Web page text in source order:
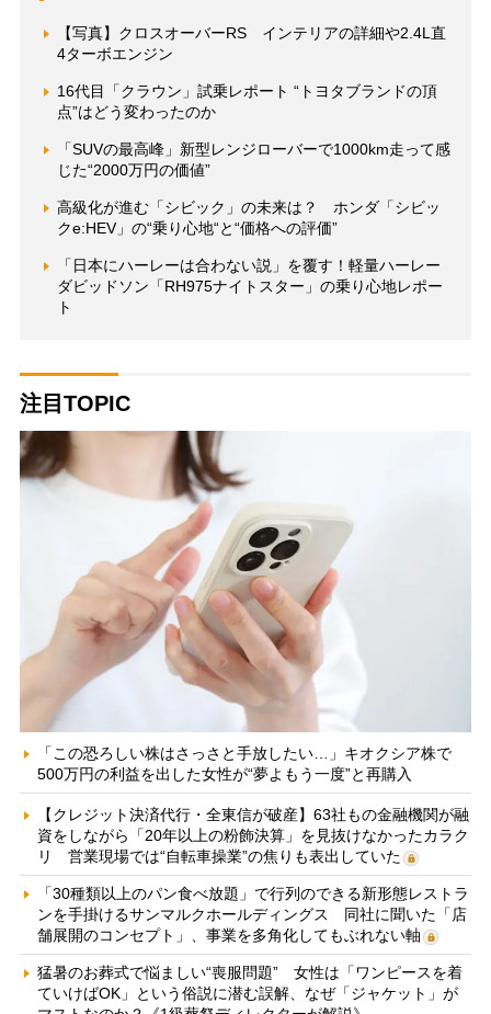
【写真】クロスオーバーRS インテリアの詳細や2.4L直
4ターボエンジン
16代目「クラウン」試乗レポート “トヨタブランドの頂
点”はどう変わったのか
「SUVの最高峰」新型レンジローバーで1000km走って感
じた“2000万円の価値”
高級化が進む「シビック」の未来は？ ホンダ「シビッ
クe:HEV」の“乗り心地“と“価格への評価”
「日本にハーレーは合わない説」を覆す！軽量ハーレー
ダビッドソン「RH975ナイトスター」の乗り心地レポー
ト
注目TOPIC
「この恐ろしい株はさっさと手放したい…」キオクシア株で
500万円の利益を出した女性が“夢よもう一度”と再購入
【クレジット決済代行・全東信が破産】63社もの金融機関が融
資をしながら「20年以上の粉飾決算」を見抜けなかったカラク
リ 営業現場では“自転車操業”の焦りも表出していた
「30種類以上のパン食べ放題」で行列のできる新形態レストラ
ンを手掛けるサンマルクホールディングス 同社に聞いた「店
舗展開のコンセプト」、事業を多角化してもぶれない軸
猛暑のお葬式で悩ましい“喪服問題” 女性は「ワンピースを着
ていけばOK」という俗説に潜む誤解、なぜ「ジャケット」が